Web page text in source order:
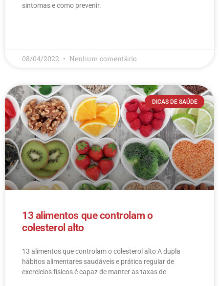
sintomas e como prevenir.
08/04/2022 Nenhum comentário
DICAS DE SAÚDE
13 alimentos que controlam o
colesterol alto
13 alimentos que controlam o colesterol alto​ A dupla
hábitos alimentares saudáveis e prática regular de
exercícios físicos é capaz de manter as taxas de